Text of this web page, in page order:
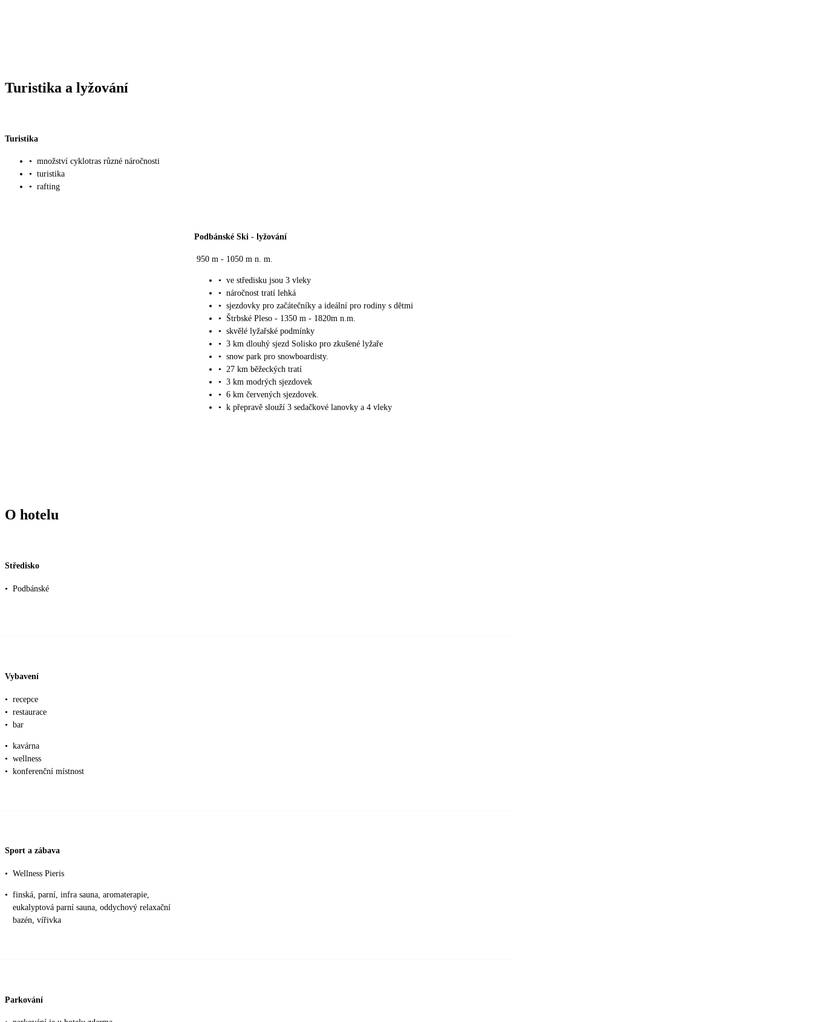
Turistika a lyžování
Turistika
• množství cyklotras různé náročnosti
• turistika
• rafting
Podbánské Ski - lyžování
950 m - 1050 m n. m.
• ve středisku jsou 3 vleky
• náročnost tratí lehká
• sjezdovky pro začátečníky a ideální pro rodiny s dětmi
•
Štrbské Pleso - 1350 m - 1820m n.m.
• skvělé lyžařské podmínky
• 3 km dlouhý sjezd Solisko pro zkušené lyžaře
• snow park pro snowboardisty.
• 27 km běžeckých tratí
• 3 km modrých sjezdovek
• 6 km červených sjezdovek.
• k přepravě slouží 3 sedačkové lanovky a 4 vleky
O hotelu
Středisko
• Podbánské
Vybavení
• recepce
• restaurace
• bar
• kavárna
• wellness
• konferenční místnost
Sport a zábava
• Wellness Pieris
• finská, parní, infra sauna, aromaterapie,
eukalyptová parní sauna, oddychový relaxační
bazén, vířivka
Parkování